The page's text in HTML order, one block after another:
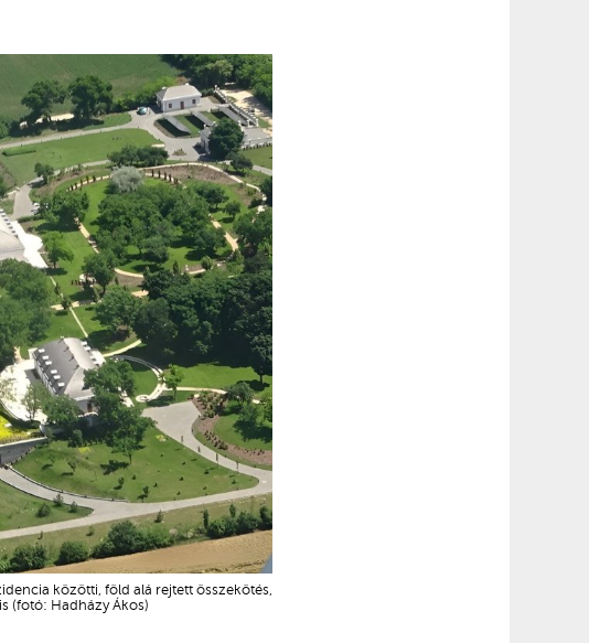
közötti, föld alá rejtett összekötés,
(fotó: Hadházy Ákos)